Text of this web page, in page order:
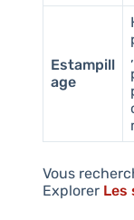
Estampill
age
Vous
Explorer Les